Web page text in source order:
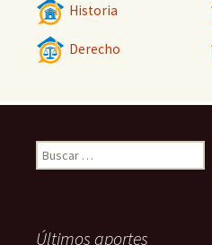
Historia
Derecho
Buscar:
Últimos aportes